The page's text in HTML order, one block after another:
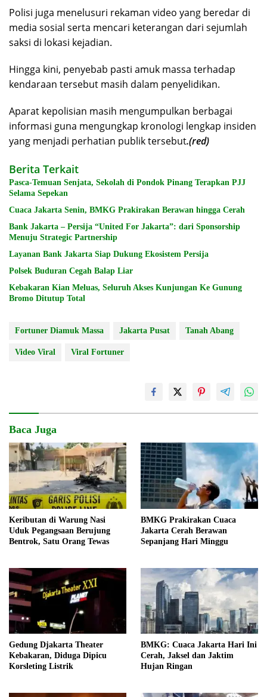
Polisi juga menelusuri rekaman video yang beredar di
media sosial serta mencari keterangan dari sejumlah
saksi di lokasi kejadian.
Hingga kini, penyebab pasti amuk massa terhadap
kendaraan tersebut masih dalam penyelidikan.
Aparat kepolisian masih mengumpulkan berbagai
informasi guna mengungkap kronologi lengkap insiden
yang menjadi perhatian publik tersebut.(red)
Berita Terkait
Pasca-Temuan Senjata, Sekolah di Pondok Pinang Terapkan PJJ
Selama Sepekan
Cuaca Jakarta Senin, BMKG Prakirakan Berawan hingga Cerah
Bank Jakarta – Persija “United For Jakarta”: dari Sponsorship
Menuju Strategic Partnership
Layanan Bank Jakarta Siap Dukung Ekosistem Persija
Polsek Buduran Cegah Balap Liar
Kebakaran Kian Meluas, Seluruh Akses Kunjungan Ke Gunung
Bromo Ditutup Total
Fortuner Diamuk Massa Jakarta Pusat Tanah Abang
Video Viral Viral Fortuner
Baca Juga
Keributan di Warung Nasi
Uduk Pegangsaan Berujung
Bentrok, Satu Orang Tewas
BMKG Prakirakan Cuaca
Jakarta Cerah Berawan
Sepanjang Hari Minggu
Gedung Djakarta Theater
Kebakaran, Diduga Dipicu
Korsleting Listrik
BMKG: Cuaca Jakarta Hari Ini
Cerah, Jaksel dan Jaktim
Hujan Ringan